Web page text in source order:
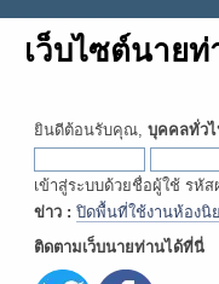
เว็บไซต์นาย
ยินดีต้อนรับคุณ, บุคคลทั่วไ
เข้าสู่ระบบด้วยชื่อผู้ใช้ รหั
ข่าว : ปิดพื้นที่ใช้งานห้องนิ
ติดตามเว็บนายท่านได้ที่นี่